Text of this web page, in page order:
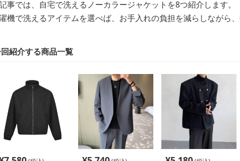
事では、自宅で洗えるノーカラージャケットを8つ紹介します。
機で洗えるアイテムを選べば、お手入れの負担を減らしながら
紹介する商品一覧